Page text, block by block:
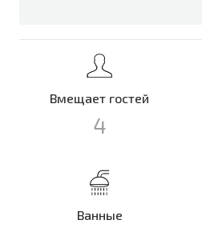
Вмещает гостей
4
Ванные